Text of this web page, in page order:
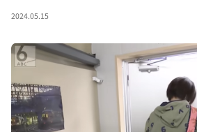
これ余談なんですけど・・・
て真剣です
探偵！ナイトスクープ
news おかえり
河合＆A.B.C-Z塚田×福井アナ「な
（news おかえり）
2024.05.15